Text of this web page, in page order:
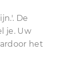
De
je. Uw
het